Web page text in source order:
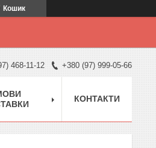
Кошик
468-11-12 +380 (97) 999-05-66
КОНТАКТИ